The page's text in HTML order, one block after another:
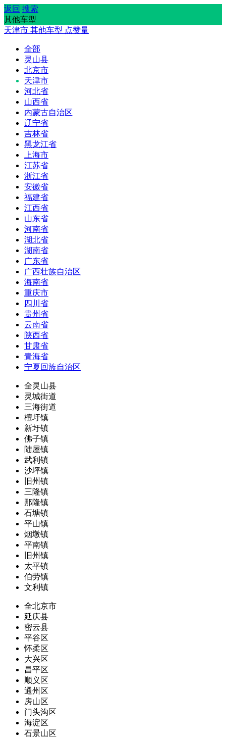
返回 搜索
其他车型
天津市 其他车型 点赞量
全部
灵山县
北京市
天津市
河北省
山西省
内蒙古自治区
辽宁省
吉林省
黑龙江省
上海市
江苏省
浙江省
安徽省
福建省
江西省
山东省
河南省
湖北省
湖南省
广东省
广西壮族自治区
海南省
重庆市
四川省
贵州省
云南省
陕西省
甘肃省
青海省
宁夏回族自治区
全灵山县
灵城街道
三海街道
檀圩镇
新圩镇
佛子镇
陆屋镇
武利镇
沙坪镇
旧州镇
三隆镇
那隆镇
石塘镇
平山镇
烟墩镇
平南镇
旧州镇
太平镇
伯劳镇
文利镇
全北京市
延庆县
密云县
平谷区
怀柔区
大兴区
昌平区
顺义区
通州区
房山区
门头沟区
海淀区
石景山区